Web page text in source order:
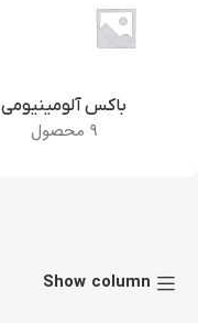
باکس آلومینیومی
9 محصول
Show column